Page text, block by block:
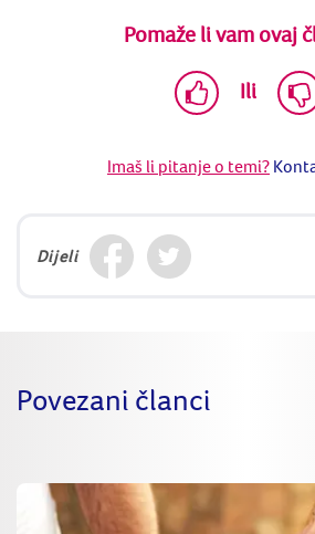
Pomaže li vam ovaj
Ili
Imaš li pitanje o temi?
Dijeli
Povezani članci